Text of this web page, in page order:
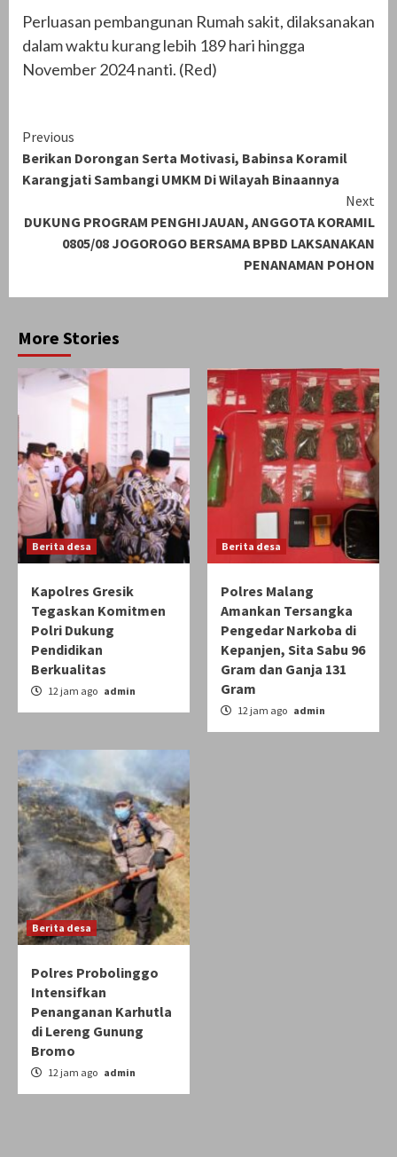
Perluasan pembangunan Rumah sakit, dilaksanakan
dalam waktu kurang lebih 189 hari hingga
November 2024 nanti. (Red)
Continue
Reading
Previous
Berikan Dorongan Serta Motivasi, Babinsa Koramil
Karangjati Sambangi UMKM Di Wilayah Binaannya
Next
DUKUNG PROGRAM PENGHIJAUAN, ANGGOTA KORAMIL
0805/08 JOGOROGO BERSAMA BPBD LAKSANAKAN
PENANAMAN POHON
More Stories
Berita desa
Kapolres Gresik
Tegaskan Komitmen
Polri Dukung
Pendidikan
Berkualitas
12 jam ago admin
Berita desa
Polres Malang
Amankan Tersangka
Pengedar Narkoba di
Kepanjen, Sita Sabu 96
Gram dan Ganja 131
Gram
12 jam ago admin
Berita desa
Polres Probolinggo
Intensifkan
Penanganan Karhutla
di Lereng Gunung
Bromo
12 jam ago admin